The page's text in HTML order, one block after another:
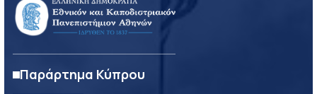
Παράρτημα Κύπρου